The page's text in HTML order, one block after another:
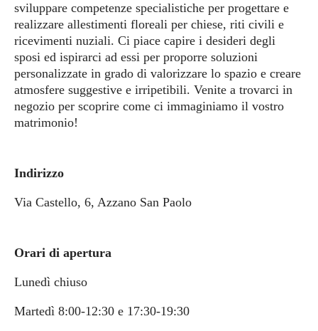
sviluppare competenze specialistiche per progettare e
realizzare allestimenti floreali per chiese, riti civili e
ricevimenti nuziali. Ci piace capire i desideri degli
sposi ed ispirarci ad essi per proporre soluzioni
personalizzate in grado di valorizzare lo spazio e creare
atmosfere suggestive e irripetibili. Venite a trovarci in
negozio per scoprire come ci immaginiamo il vostro
matrimonio!
Indirizzo
Via Castello, 6, Azzano San Paolo
Orari di apertura
Lunedì chiuso
Martedì 8:00-12:30 e 17:30-19:30